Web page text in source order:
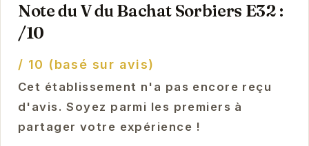
Note du V du Bachat Sorbiers E32 :
/10
/ 10 (basé sur avis)
Cet établissement n'a pas encore reçu
d'avis. Soyez parmi les premiers à
partager votre expérience !